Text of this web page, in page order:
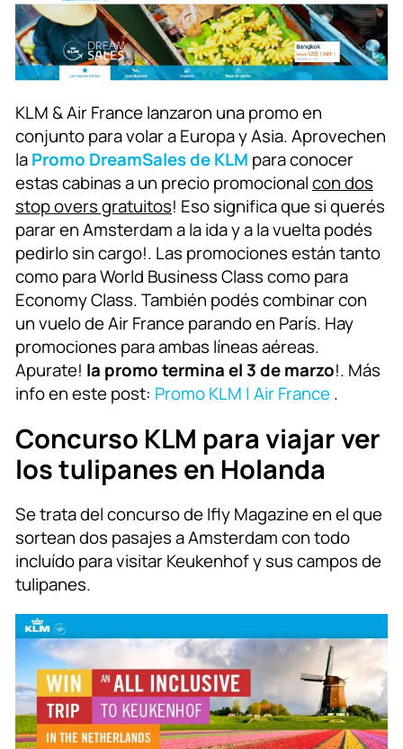
KLM & Air France lanzaron una promo en
conjunto para volar a Europa y Asia. Aprovechen
laPromo DreamSales de KLM para conocer
estas cabinas a un precio promocionalcon dos
stop overs gratuitos! Eso significa que si querés
parar en Amsterdam a la ida y a la vuelta podés
pedirlo sin cargo!. Las promociones están tanto
como para World Business Class como para
Economy Class. También podés combinar con
un vuelo de Air France parando en París. Hay
promociones para ambas líneas aéreas.
Apurate! la promo termina el 3 de marzo!. Más
info en este post: Promo KLM | Air France.
Concurso KLM para viajar ver
los tulipanes en Holanda
Se trata del concurso de Ifly Magazine en el que
sortean dos pasajes a Amsterdam con todo
incluído para visitar Keukenhof y sus campos de
tulipanes.